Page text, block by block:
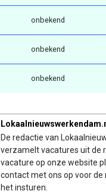
onbekend
onbekend
onbekend
De redactie van
verzamelt vacatures uit de
vacature op onze website
contact met ons op voor de
het insturen.